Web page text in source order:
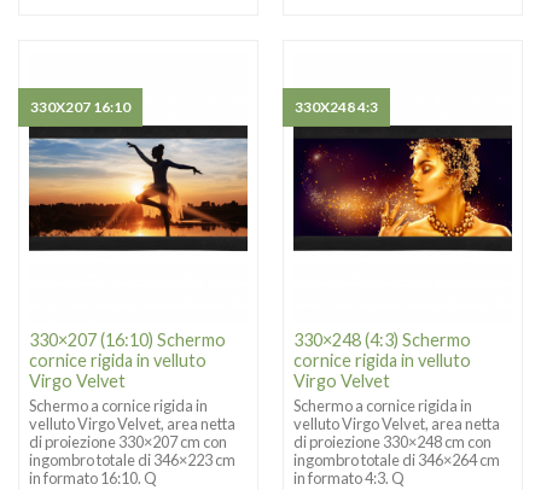
330×207 (16:10) Schermo
cornice rigida in velluto
Virgo Velvet
Schermo a cornice rigida in
velluto Virgo Velvet, area netta
di proiezione 330×207 cm con
ingombro totale di 346×223 cm
in formato 16:10. Q
330X207 16:10
330×248 (4:3) Schermo
cornice rigida in velluto
Virgo Velvet
Schermo a cornice rigida in
velluto Virgo Velvet, area netta
di proiezione 330×248 cm con
ingombro totale di 346×264 cm
in formato 4:3. Q
330X248 4:3